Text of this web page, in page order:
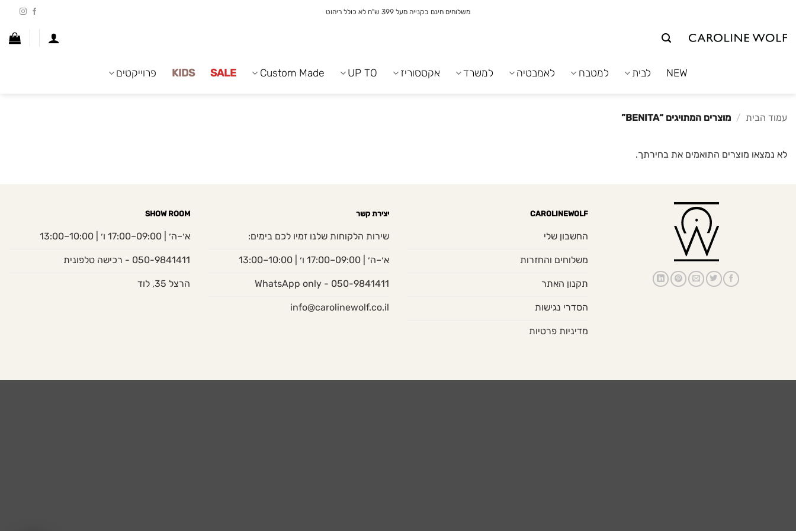
משלוחים חינם בקנייה מעל 399 ש"ח לא כולל ריהוט
NEW לבית למטבח לאמבטיה למשרד אקססוריז UP TO
Custom Made
SALE
KIDS פרוייקטים
עמוד הבית / מוצרים המתויגים “BENITA”
לא נמצאו מוצרים התואמים את בחירתך.
CAROLINEWOLF
החשבון שלי
משלוחים והחזרות
תקנון האתר
הסדרי נגישות
מדיניות פרטיות
יצירת קשר
שירות הלקוחות שלנו זמיו לכם בימים:
א׳–ה׳ | 09:00–17:00 ו׳ | 10:00–13:00
050-9841411 - WhatsApp only
info@carolinewolf.co.il
SHOW ROOM
א׳–ה׳ | 09:00–17:00 ו׳ | 10:00–13:00
050-9841411 - רכישה טלפונית
הרצל 35, לוד